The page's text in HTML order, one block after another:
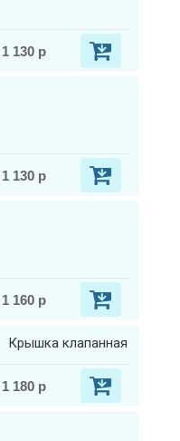
1 130 р
1 130 р
1 160 р
Крышка клапанная
1 180 р